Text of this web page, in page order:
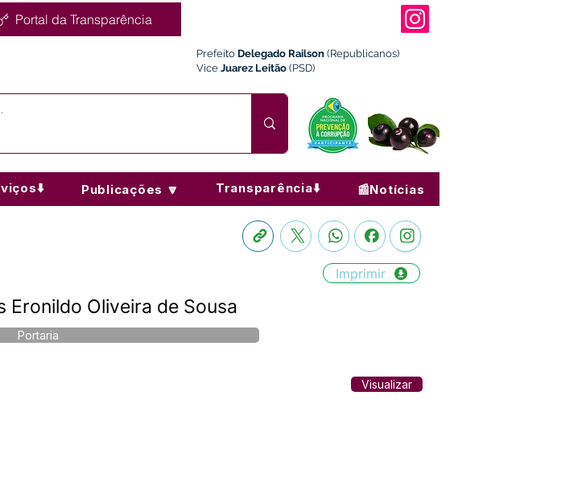
Portal da Transparência
Prefeito Delegado Railson (Republicanos)
Vice Juarez Leitão (PSD)
Publicações 🔽 Transparência⬇️ 📰Notícias
Imprimir
Oliveira de Sousa
Portaria
Visualizar